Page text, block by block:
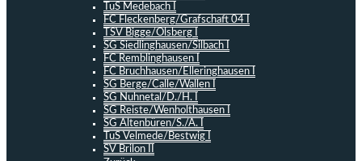
TuS Medebach I
FC Fleckenberg/Grafschaft 04 I
TSV Bigge/Olsberg I
SG Siedlinghausen/Silbach I
FC Remblinghausen I
FC Bruchhausen/Elleringhausen I
SG Berge/Calle/Wallen I
SG Nuhnetal/D./H. I
SG Reiste/Wenholthausen I
SG Altenbüren/S./A. I
TuS Velmede/Bestwig I
SV Brilon II